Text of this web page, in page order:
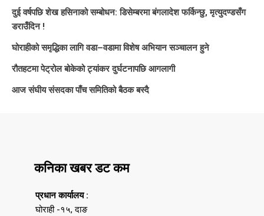
दुई वर्षपछि शेख हसिनाको सम्बोधन: डिसेम्बरमा बंगलादेश फर्किन्छु, मृत्युदण्डसँग
डराउँदिन !
घोराहीको समृद्धिका लागि वडा–वडामा विशेष अभियान सञ्चालन हुने
रौतहटमा पेट्रोल बोकेको ट्यांकर दुर्घटनापछि आगलागी
आज संघीय संसदका पाँच समितिको बैठक बस्दै
कनिका खबर डट कम
प्रधान कार्यालय :
घोराही -१५, दाङ